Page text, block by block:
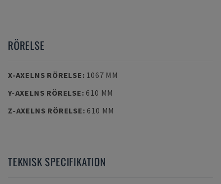
RÖRELSE
X-AXELNS RÖRELSE: 1067 MM
Y-AXELNS RÖRELSE: 610 MM
Z-AXELNS RÖRELSE: 610 MM
TEKNISK SPECIFIKATION